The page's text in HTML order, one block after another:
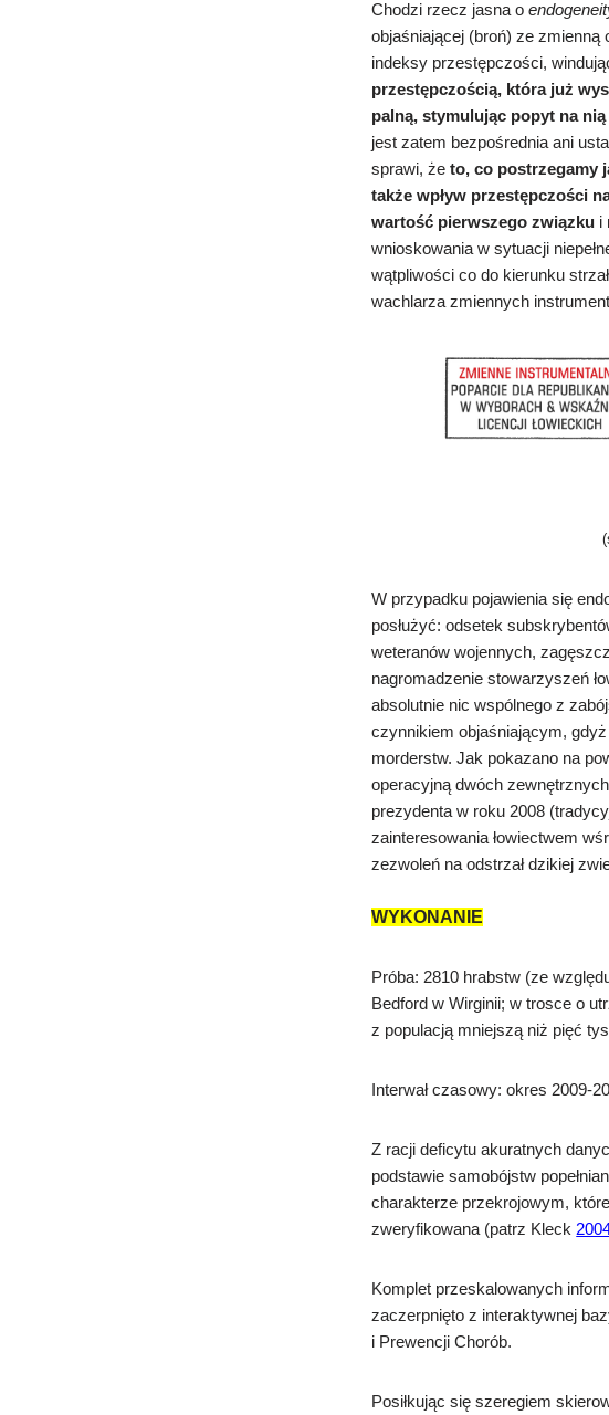
Chodzi rzecz jasna o
objaśniającej (broń) ze zmienną
indeksy przestępczości,
przestępczością, która już
palną, stymulując popyt na
jest zatem bezpośrednia ani
sprawi, żeto, co postrzegamy
także wpływ przestępczości
wartość pierwszego związku i
wnioskowania w sytuacji
wątpliwości co do kierunku
wachlarza zmiennych
W przypadku pojawienia się
posłużyć: odsetek
weteranów wojennych,
nagromadzenie stowarzyszeń
absolutnie nic wspólnego z
czynnikiem objaśniającym,
morderstw.Jak pokazano na
operacyjną dwóch
prezydenta w roku 2008
zainteresowania łowiectwem
zezwoleń na odstrzał dzikiej
WYKONANIE
Próba: 2810 hrabstw (ze
Bedford w Wirginii; w trosce o
z populacją mniejszą niż pięć
Interwał czasowy: okres 2009-
Z racji deficytu akuratnych
podstawie samobójstw
charakterze przekrojowym,
zweryfikowana (patrz Kleck
Komplet przeskalowanych
zaczerpnięto z interaktywnej
i Prewencji Chorób.
Posiłkując się szeregiem